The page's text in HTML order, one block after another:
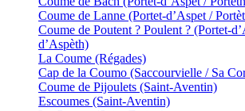
Coume de Lanne (Portet-d’Aspet /
Coume de Poutent ? Poulent ? (Portet-
d’Aspèth)
La Coume (Régades)
Cap de la Coumo (Saccourvielle / Sa
Coume de Pijoulets (Saint-Aventin)
Escoumes (Saint-Aventin)